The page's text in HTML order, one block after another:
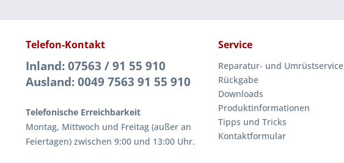
Telefon-Kontakt
Inland: 07563 / 91 55 910
Ausland: 0049 7563 91 55 910
Telefonische Erreichbarkeit
Montag, Mittwoch und Freitag (außer an
Feiertagen) zwischen 9:00 und 13:00 Uhr.
Service
Reparatur- und Umrüstservice
Rückgabe
Downloads
Produktinformationen
Tipps und Tricks
Kontaktformular